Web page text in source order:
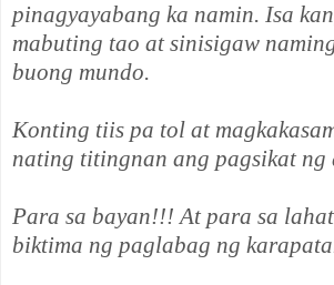
pinagyayabang ka namin. Isa
mabuting tao at sinisigaw
buong mundo.
Konting tiis pa tol at
nating titingnan ang pagsikat ng
Para sa bayan!!! At para sa
biktima ng paglabag ng